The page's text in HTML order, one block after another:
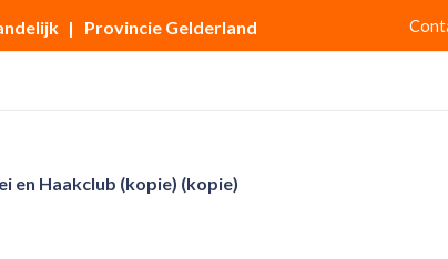
| Provincie Gelderland
en Haakclub (kopie) (kopie)